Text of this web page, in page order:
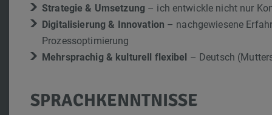
Strategie & Umsetzung – ich entwickle nicht nur
Digitalisierung & Innovation – nachgewiesene
Prozessoptimierung
Mehrsprachig & kulturell flexibel – Deutsch
SPRACHKENNTNISSE